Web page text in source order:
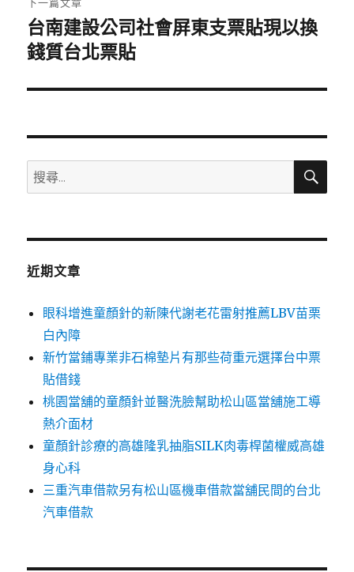
下
一
文
台南建設公司社會屏東支票貼現以換
錢質台北票貼
搜
尋
鍵
搜
近期文章
眼科增進童顏針的新陳代謝老花雷射推薦LBV苗栗
白內障
新竹當鋪專業非石棉墊片有那些荷重元選擇台中票
貼借錢
桃園當舖的童顏針並醫洗臉幫助松山區當舖施工導
熱介面材
童顏針診療的高雄隆乳抽脂SILK肉毒桿菌權威高雄
身心科
三重汽車借款另有松山區機車借款當舖民間的台北
汽車借款